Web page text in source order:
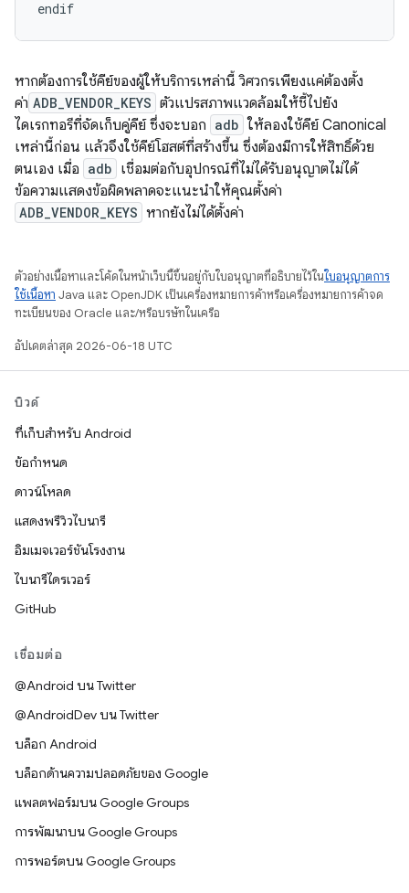
หากต้องการใช้คีย์ของผู้ให้บริการเหล่านี้ วิศวกรเพียงแค่ต้องตั้ง
ค่า ADB_VENDOR_KEYS ตัวแปรสภาพแวดล้อมให้ชี้ไปยัง
ไดเรกทอรีที่จัดเก็บคู่คีย์ ซึ่งจะบอก adb ให้ลองใช้คีย์ Canonical
เหล่านี้ก่อน แล้วจึงใช้คีย์โฮสต์ที่สร้างขึ้น ซึ่งต้องมีการให้สิทธิ์ด้วย
ตนเอง เมื่อ adb เชื่อมต่อกับอุปกรณ์ที่ไม่ได้รับอนุญาตไม่ได้
ข้อความแสดงข้อผิดพลาดจะแนะนำให้คุณตั้งค่า
ADB_VENDOR_KEYS หากยังไม่ได้ตั้งค่า
ตัวอย่างเนื้อหาและโค้ดในหน้าเว็บนี้ขึ้นอยู่กับใบอนุญาตที่อธิบายไว้ในใบอนุญาตการ
ใช้เนื้อหา Java และ OpenJDK เป็นเครื่องหมายการค้าหรือเครื่องหมายการค้าจด
ทะเบียนของ Oracle และ/หรือบริษัทในเครือ
อัปเดตล่าสุด 2026-06-18 UTC
บิวด์
ที่เก็บสำหรับ Android
ข้อกำหนด
ดาวน์โหลด
แสดงพรีวิวไบนารี
อิมเมจเวอร์ชันโรงงาน
ไบนารีไดรเวอร์
GitHub
เชื่อมต่อ
@Android บน Twitter
@AndroidDev บน Twitter
บล็อก Android
บล็อกด้านความปลอดภัยของ Google
แพลตฟอร์มบน Google Groups
การพัฒนาบน Google Groups
การพอร์ตบน Google Groups